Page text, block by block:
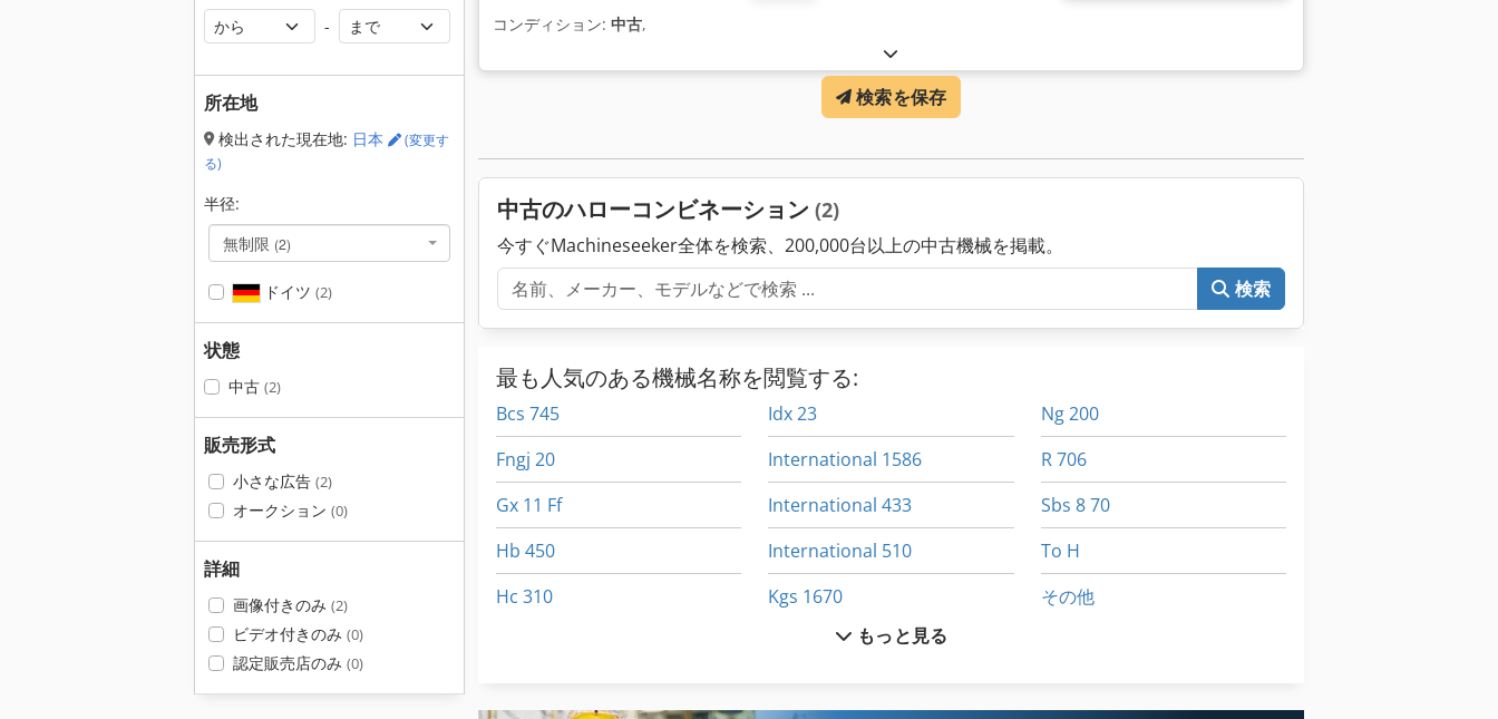
-
所在地
検出された現在地: 日本
(変更す
る)
半径:
無制限 (2)
ドイツ (2)
状態
中古 (2)
販売形式
小さな広告 (2)
オークション (0)
詳細
画像付きのみ (2)
ビデオ付きのみ (0)
認定販売店のみ (0)
コンディション: 中古,
検索を保存
中古のハローコンビネーション (2)
今すぐMachineseeker全体を検索、200,000台以上の中古機械を掲載。
検索
最も人気のある機械名称を閲覧する:
Bcs 745
Fngj 20
Gx 11 Ff
Hb 450
Hc 310
Idx 23
International 1586
International 433
International 510
Kgs 1670
Ng 200
R 706
Sbs 8 70
To H
その他
もっと見る